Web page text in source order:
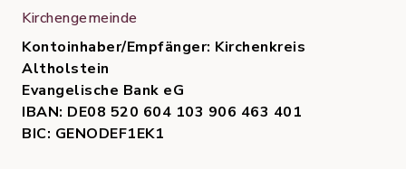
Kirchengemeinde
Kontoinhaber/Empfänger: Kirchenkreis
Altholstein
Evangelische Bank eG
IBAN: DE08 520 604 103 906 463 401
BIC: GENODEF1EK1